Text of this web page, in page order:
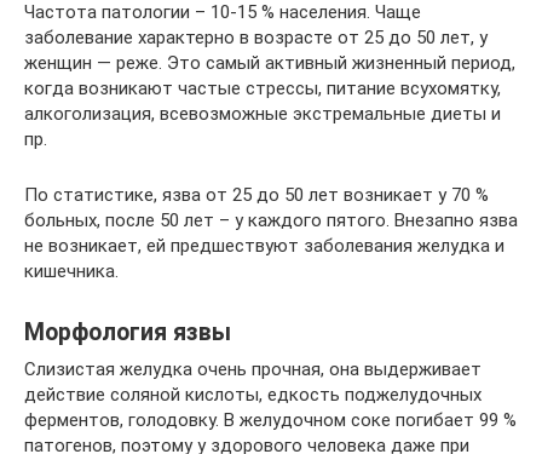
Частота патологии – 10-15 % населения. Чаще
заболевание характерно в возрасте от 25 до 50 лет, у
женщин — реже. Это самый активный жизненный период,
когда возникают частые стрессы, питание всухомятку,
алкоголизация, всевозможные экстремальные диеты и
пр.
По статистике, язва от 25 до 50 лет возникает у 70 %
больных, после 50 лет – у каждого пятого. Внезапно язва
не возникает, ей предшествуют заболевания желудка и
кишечника.
Морфология язвы
Слизистая желудка очень прочная, она выдерживает
действие соляной кислоты, едкость поджелудочных
ферментов, голодовку. В желудочном соке погибает 99 %
патогенов, поэтому у здорового человека даже при